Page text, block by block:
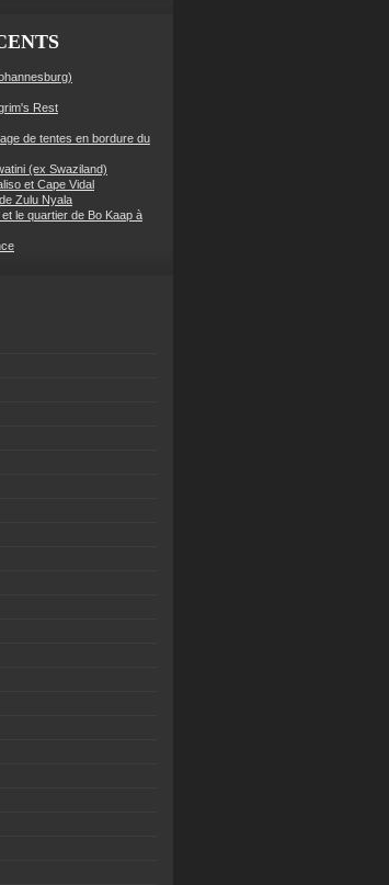
Rest
de tentes en bordure du
(ex Swaziland)
et Cape Vidal
Zulu Nyala
le quartier de Bo Kaap à